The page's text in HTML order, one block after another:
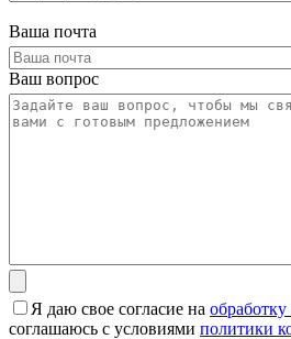
Ваша почта
Ваш вопрос
Я даю свое согласие на
соглашаюсь с условиями политики